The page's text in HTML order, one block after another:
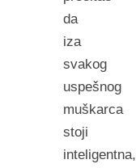
da
iza
svakog
uspešnog
muškarca
stoji
inteligentna,